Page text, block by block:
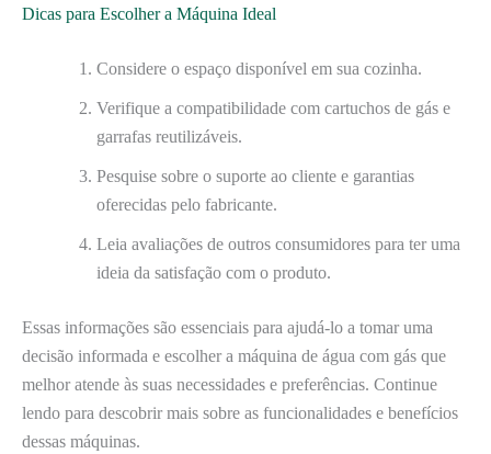
Dicas para Escolher a Máquina Ideal
Considere o espaço disponível em sua cozinha.
Verifique a compatibilidade com cartuchos de gás e
garrafas reutilizáveis.
Pesquise sobre o suporte ao cliente e garantias
oferecidas pelo fabricante.
Leia avaliações de outros consumidores para ter uma
ideia da satisfação com o produto.
Essas informações são essenciais para ajudá-lo a tomar uma
decisão informada e escolher a máquina de água com gás que
melhor atende às suas necessidades e preferências. Continue
lendo para descobrir mais sobre as funcionalidades e benefícios
dessas máquinas.